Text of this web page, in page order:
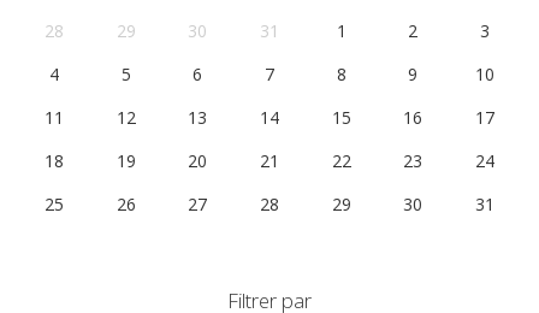
28
29 30 31 1 2
3
4
5 6 7 8 9
10
11
12 13 14 15 16
17
18
19 20 21 22 23
24
25
26 27 28 29 30 31
Filtrer par